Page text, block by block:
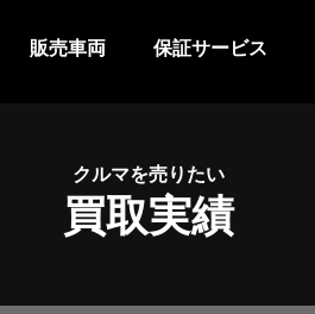
販売車両 保証サービス
クルマを売りたい
買取実績